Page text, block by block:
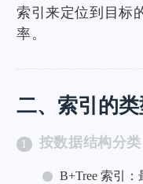
索引来定位到目标
率。
二、索引的类
按数据结构分类
B+Tree 索引